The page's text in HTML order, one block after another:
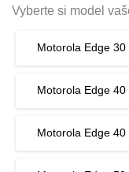
Vyberte si model
Motorola Edge 30
Motorola Edge 40
Motorola Edge 40